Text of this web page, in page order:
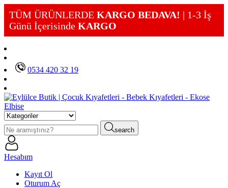
TÜM ÜRÜNLERDE KARGO BEDAVA! | 1-3 İş
Günü İçerisinde KARGO
0534 420 32 19
search
Hesabım
Kayıt Ol
Oturum Aç